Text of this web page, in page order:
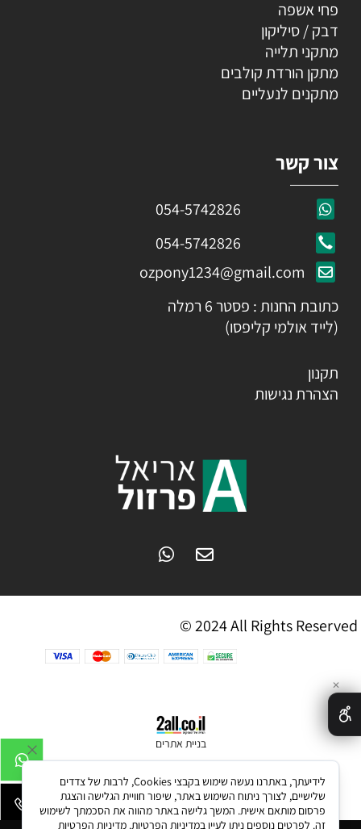
פחי אשפה
דבק / סיליקון
מתקני תלייה
מתקן הורדת קולבים
מתקנים לנעליים
צור קשר
054-5742826
054-5742826
ozpony1234@gmail.com
כתובת החנות : פסטר 6 רמלה
(לייד אולמי קליפסו)
תקנון
הצהרת נגישות
© 2024 All Rights Reserved
בניית אתרים
✕
לידיעתך, באתרנו נעשה שימוש בקבצי Cookies, לרבות של צדדים
שלישיים, לצורך ניתוח השימוש באתר, שיפור חוויית הגלישה והצגת
פרסום מותאם אישית. המשך גלישה באתר מהווה את הסכמתך לשימוש
זה. לפרטים נוספים ניתן לעיין במדיניות הפרטיות. מדיניות הפרטיות